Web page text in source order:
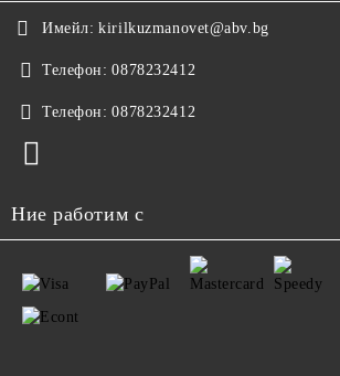
Имейл: kirilkuzmanovet@abv.bg
Телефон: 0878232412
Телефон: 0878232412
Ние работим с